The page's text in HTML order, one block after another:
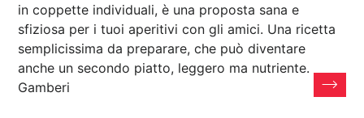
in coppette individuali, è una proposta sana e
sfiziosa per i tuoi aperitivi con gli amici. Una ricetta
semplicissima da preparare, che può diventare
anche un secondo piatto, leggero ma nutriente.
Gamberi